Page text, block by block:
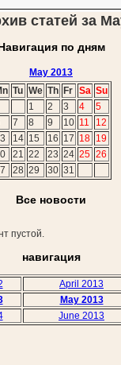
статей за
по дням
May 2013
Tu We Th Fr Sa Su
1
2 3 4
5
7 8 9 10 11
12
14 15 16 17 18 19
21 22 23 24 25 26
28 29 30 31
Все новости
пустой.
навигация
April 2013
May 2013
June 2013